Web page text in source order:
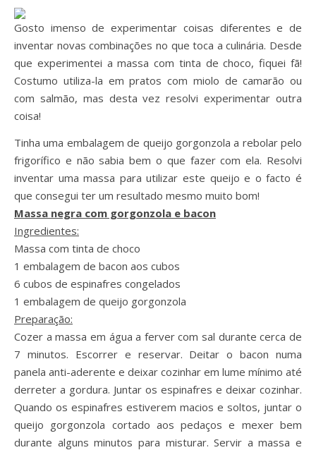
Gosto imenso de experimentar coisas diferentes e de
inventar novas combinações no que toca a culinária. Desde
que experimentei a massa com tinta de choco, fiquei fã!
Costumo utiliza-la em pratos com miolo de camarão ou
com salmão, mas desta vez resolvi experimentar outra
coisa!
Tinha uma embalagem de queijo gorgonzola a rebolar pelo
frigorífico e não sabia bem o que fazer com ela. Resolvi
inventar uma massa para utilizar este queijo e o facto é
que consegui ter um resultado mesmo muito bom!
Massa negra com gorgonzola e bacon
Ingredientes:
Massa com tinta de choco
1 embalagem de bacon aos cubos
6 cubos de espinafres congelados
1 embalagem de queijo gorgonzola
Preparação:
Cozer a massa em água a ferver com sal durante cerca de
7 minutos. Escorrer e reservar. Deitar o bacon numa
panela anti-aderente e deixar cozinhar em lume mínimo até
derreter a gordura. Juntar os espinafres e deixar cozinhar.
Quando os espinafres estiverem macios e soltos, juntar o
queijo gorgonzola cortado aos pedaços e mexer bem
durante alguns minutos para misturar. Servir a massa e